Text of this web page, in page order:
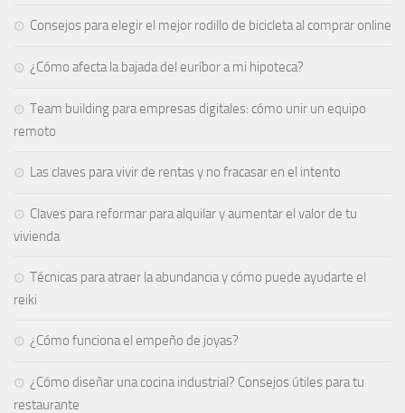
Consejos para elegir el mejor rodillo de bicicleta al comprar online
¿Cómo afecta la bajada del euríbor a mi hipoteca?
Team building para empresas digitales: cómo unir un equipo
remoto
Las claves para vivir de rentas y no fracasar en el intento
Claves para reformar para alquilar y aumentar el valor de tu
vivienda
Técnicas para atraer la abundancia y cómo puede ayudarte el
reiki
¿Cómo funciona el empeño de joyas​?
¿Cómo diseñar una cocina industrial? Consejos útiles para tu
restaurante